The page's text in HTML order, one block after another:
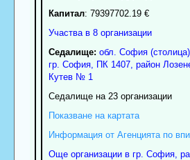
Капитал: 79397702.19 €
Участва в 8 организации
Седалище: обл. София (столица),
гр. София, ПК 1407, район
Кутев № 1
Седалище на 23 организации
Показване на картата
Информация от Агенцията по
Още организации в гр. София,